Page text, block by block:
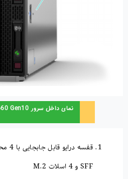
نمای داخل سرور HPE Synergy 660 Gen10
قفسه
SFF و 4 اسلات M.2